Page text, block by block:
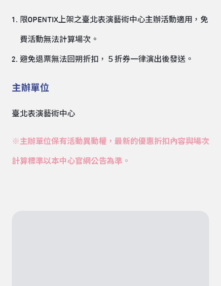
限OPENTIX上架之臺北表演藝術中心主辦活動適用，免
費活動無法計算場次。
避免退票無法回朔折扣，５折券一律演出後發送。
主辦單位
臺北表演藝術中心
※主辦單位保有活動異動權，最新的優惠折扣內容與場次
計算標準以本中心官網公告為準。